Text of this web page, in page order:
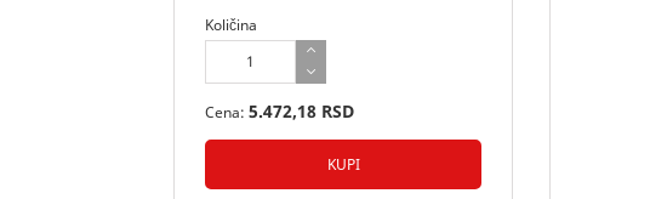
Količina
Cena: 5.472,18 RSD